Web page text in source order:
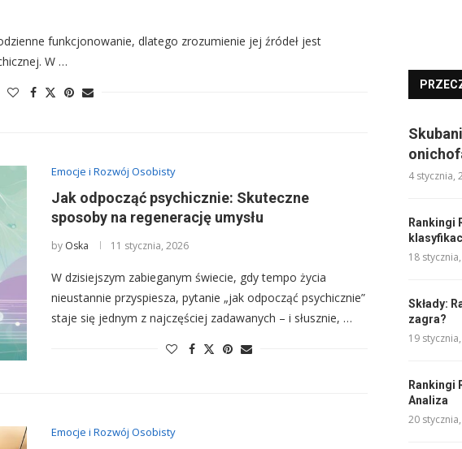
funkcjonowanie, dlatego zrozumienie jej źródeł jest
W …
Emocje i Rozwój Osobisty
Jak odpocząć psychicznie: Skuteczne
sposoby na regenerację umysłu
by Oska 11 stycznia, 2026
W dzisiejszym zabieganym świecie, gdy tempo życia
nieustannie przyspiesza, pytanie „jak odpocząć psychicznie”
staje się jednym z najczęściej zadawanych – i słusznie, …
Emocje i Rozwój Osobisty
4 stycznia,
Rankingi
18
Składy:
zagra?
19
Rankingi
Analiza
20